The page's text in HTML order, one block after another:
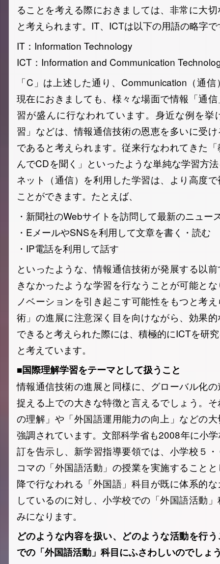
ることを考える際におきましては、非常に大
と考えられます。IT、ICTは以下の用語の略字
IT：Information Technology
ICT：Information and Communication
「C」は上述した通り、Communication（通
現在におきましても、様々な場面で情報「通
習が盛んに行なわれています。身近な例を挙
習」などは、情報通信技術の恩恵を多いに受
であると考えられます。従来行なわれてきた
んでCDを聞く」といったような単純な学習方
ネット（通信）を利用した学習は、より高度
ことができます。たとえば、
・新聞社のWebサイトを訪問して最新のニュー
・EメールやSNSを利用して文章を書く・読む
・IP電話を利用して話す
といったような、情報通信技術が発展する以
きなかったような学習を行なうことが可能と
ノベーションを引き起こす可能性をもつと考
術」の進展に注意深く目を向けながら、効果
できると考えられた際には、積極的にICTを研
と考えています。
■国際理解学習をテーマとして扱うこと
情報通信技術の進展と同様に、グローバル化
捉える上での大きな特徴と言えるでしょう。
の理解」や「外国語運用能力の向上」などの
強調されています。文部科学省も2008年に小
訂を告示し、新学習指導要領では、小学校５
コマの「外国語活動」の授業を実施すること
降で行なわれる「外国語」科目が既に体系的
しているのに対し、小学校での「外国語活動
みになります。
どのような内容を扱い、どのような活動を行
での「外国語活動」科目にふさわしいのでしょ